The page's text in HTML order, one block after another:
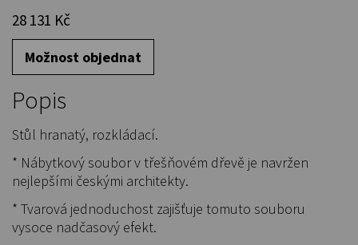
28 131 Kč
Možnost objednat
Popis
Stůl hranatý, rozkládací.
* Nábytkový soubor v třešňovém dřevě je navržen
nejlepšími českými architekty.
* Tvarová jednoduchost zajišťuje tomuto souboru
vysoce nadčasový efekt.